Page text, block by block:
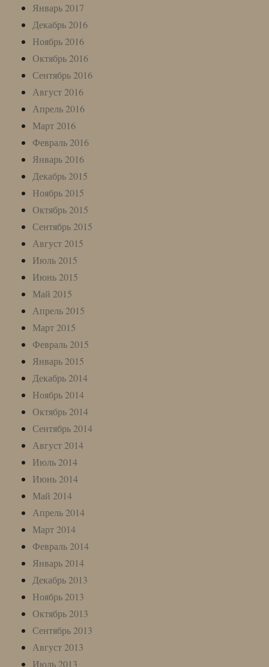
Январь 2017
Декабрь 2016
Ноябрь 2016
Октябрь 2016
Сентябрь 2016
Август 2016
Апрель 2016
Март 2016
Февраль 2016
Январь 2016
Декабрь 2015
Ноябрь 2015
Октябрь 2015
Сентябрь 2015
Август 2015
Июль 2015
Июнь 2015
Май 2015
Апрель 2015
Март 2015
Февраль 2015
Январь 2015
Декабрь 2014
Ноябрь 2014
Октябрь 2014
Сентябрь 2014
Август 2014
Июль 2014
Июнь 2014
Май 2014
Апрель 2014
Март 2014
Февраль 2014
Январь 2014
Декабрь 2013
Ноябрь 2013
Октябрь 2013
Сентябрь 2013
Август 2013
Июль 2013